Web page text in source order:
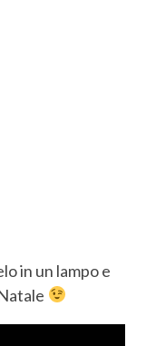
in un lampo e